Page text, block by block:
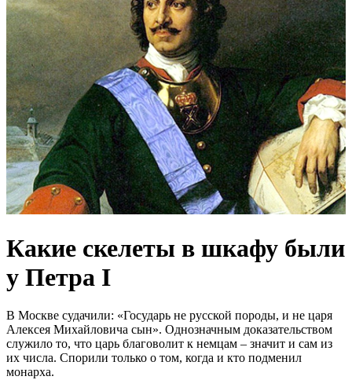
Какие скелеты в шкафу были
у Петра I
В Москве судачили: «Государь не русской породы, и не царя
Алексея Михайловича сын». Однозначным доказательством
служило то, что царь благоволит к немцам – значит и сам из
их числа. Спорили только о том, когда и кто подменил
монарха.